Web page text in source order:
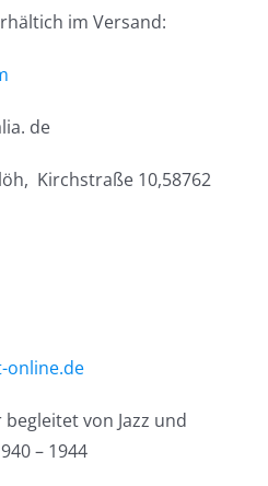
im Versand:
de
Kirchstraße 10,58762
online.de
von Jazz und
– 1944